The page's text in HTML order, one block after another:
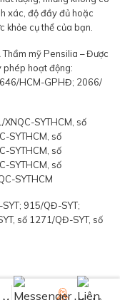
xác, độ đầy đủ hoặc
khỏe cụ thể của bạn.
mỹ Pensilia – Được
phép hoạt động:
HCM-GPHĐ; 2066/
SYTHCM, số
SYTHCM, số
SYTHCM, số
SYTHCM, số
SYTHCM
915/QĐ-SYT;
số 1271/QĐ-SYT, số